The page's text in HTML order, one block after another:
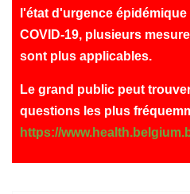
l'état d'urgence
COVID-19, plusieurs
sont plus applicables.
Le grand public peut
questions les plus
https://